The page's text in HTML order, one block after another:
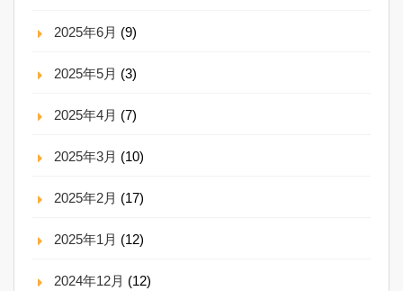
2025年6月 (9)
2025年5月 (3)
2025年4月 (7)
2025年3月 (10)
2025年2月 (17)
2025年1月 (12)
2024年12月 (12)